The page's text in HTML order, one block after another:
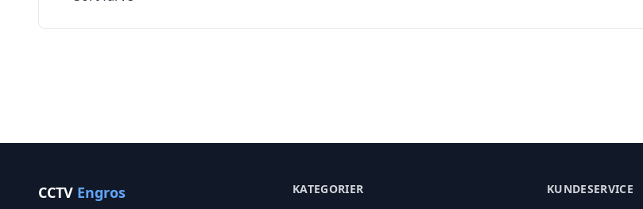
CCTV Engros
KATEGORIER
KUNDESERVICE